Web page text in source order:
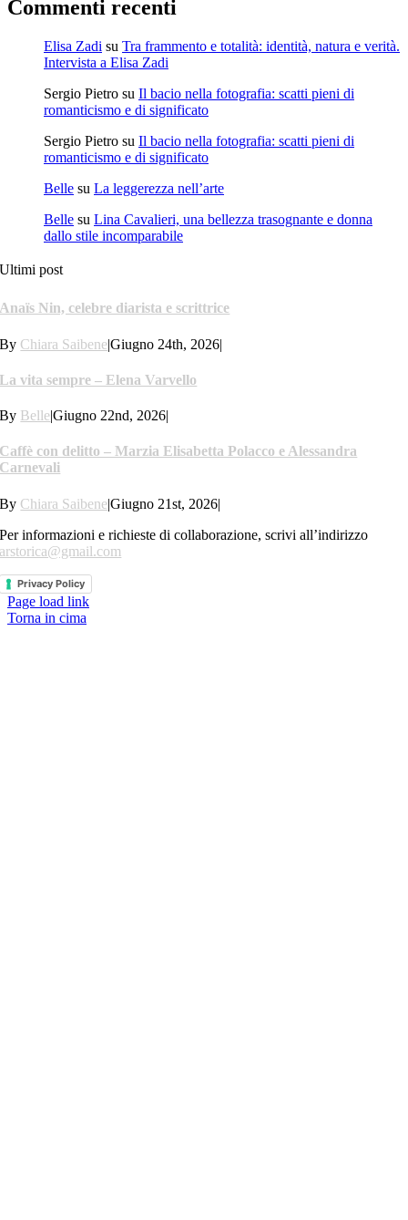
Commenti recenti
Elisa Zadi su Tra frammento e totalità: identità, natura e verità.
Intervista a Elisa Zadi
Sergio Pietro su Il bacio nella fotografia: scatti pieni di
romanticismo e di significato
Sergio Pietro su Il bacio nella fotografia: scatti pieni di
romanticismo e di significato
Belle su La leggerezza nell’arte
Belle su Lina Cavalieri, una bellezza trasognante e donna
dallo stile incomparabile
Ultimi post
Anaïs Nin, celebre diarista e scrittrice
By Chiara Saibene|Giugno 24th, 2026|
La vita sempre – Elena Varvello
By Belle|Giugno 22nd, 2026|
Caffè con delitto – Marzia Elisabetta Polacco e Alessandra
Carnevali
By Chiara Saibene|Giugno 21st, 2026|
Per informazioni e richieste di collaborazione, scrivi all’indirizzo
arstorica@gmail.com
Privacy Policy
Page load link
Torna in cima